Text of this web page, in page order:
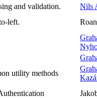
and validation. Nils
left.
utility methods